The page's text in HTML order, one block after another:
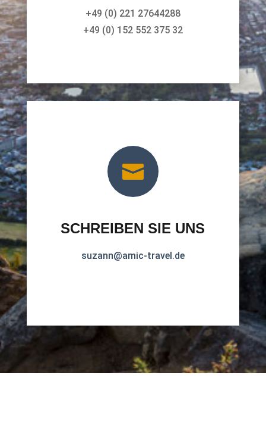
+49 (0) 221 27644288
+49 (0) 152 552 375 32

SCHREIBEN SIE UNS
suzann@amic-travel.de